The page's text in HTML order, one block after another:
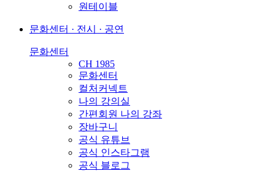
원테이블
문화센터 · 전시 · 공연
문화센터
CH 1985
문화센터
컬처커넥트
나의 강의실
간편회원 나의 강좌
장바구니
공식 유튜브
공식 인스타그램
공식 블로그